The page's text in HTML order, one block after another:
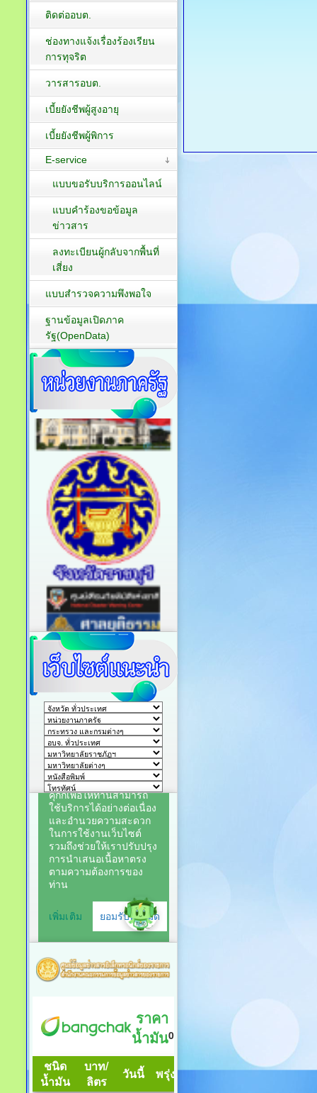
ติดต่ออบต.
ช่องทางแจ้งเรื่องร้องเรียน
การทุจริต
วารสารอบต.
เบี้ยยังชีพผู้สูงอายุ
เบี้ยยังชีพผู้พิการ
E-service
แบบขอรับบริการออนไลน์
แบบคำร้องขอข้อมูล
ข่าวสาร
ลงทะเบียนผู้กลับจากพื้นที่
เสี่ยง
แบบสำรวจความพึงพอใจ
ฐานข้อมูลเปิดภาค
รัฐ(OpenData)